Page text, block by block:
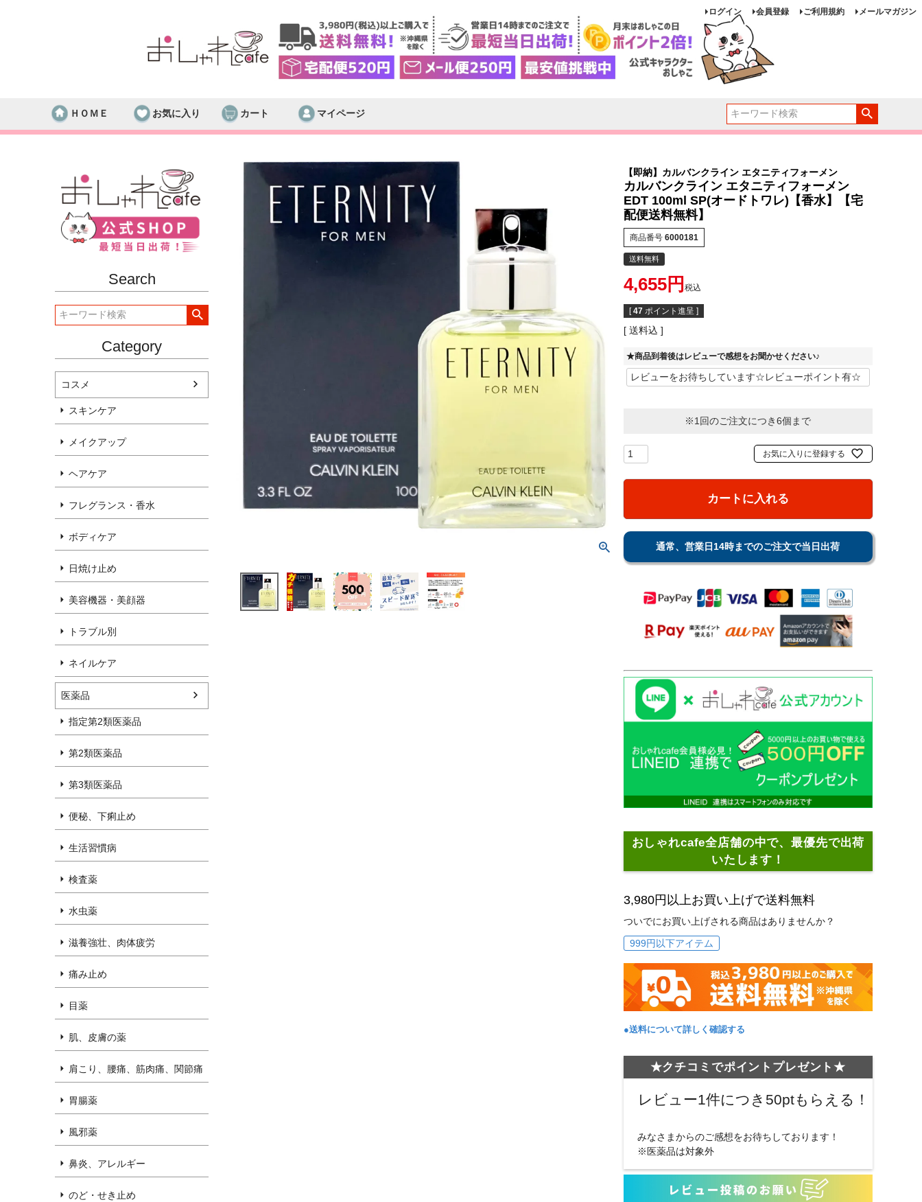
ログイン 会員登録 ご利用規約 メールマガジン
ＨＯＭＥ お気に入り カート マイページ
Search
Category
コスメ
スキンケア
メイクアップ
ヘアケア
フレグランス・香水
ボディケア
日焼け止め
美容機器・美顔器
トラブル別
ネイルケア
医薬品
指定第2類医薬品
第2類医薬品
第3類医薬品
便秘、下痢止め
生活習慣病
検査薬
水虫薬
滋養強壮、肉体疲労
痛み止め
目薬
肌、皮膚の薬
肩こり、腰痛、筋肉痛、関節痛
胃腸薬
風邪薬
鼻炎、アレルギー
のど・せき止め
【即納】カルバンクライン エタニティフォーメン
カルバンクライン エタニティフォーメン
EDT 100ml SP(オードトワレ)【香水】【宅
配便送料無料】
商品番号 6000181
送料無料
4,655 税込
[ 47 ポイント進呈 ]
送料込
★商品到着後はレビューで感想をお聞かせください♪
※1回のご注文につき6個まで
お気に入りに登録する
カートに入れる
通常、営業日14時までのご注文で当日出荷
おしゃれcafe全店舗の中で、最優先で出荷
いたします！
3,980円以上お買い上げで送料無料
ついでにお買い上げされる商品はありませんか？
999円以下アイテム
●送料について詳しく確認する
★クチコミでポイントプレゼント★
レビュー1件につき50ptもらえる！
みなさまからのご感想をお待ちしております！
※医薬品は対象外